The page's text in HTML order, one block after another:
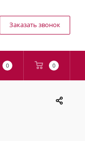
Заказать звонок
0 0